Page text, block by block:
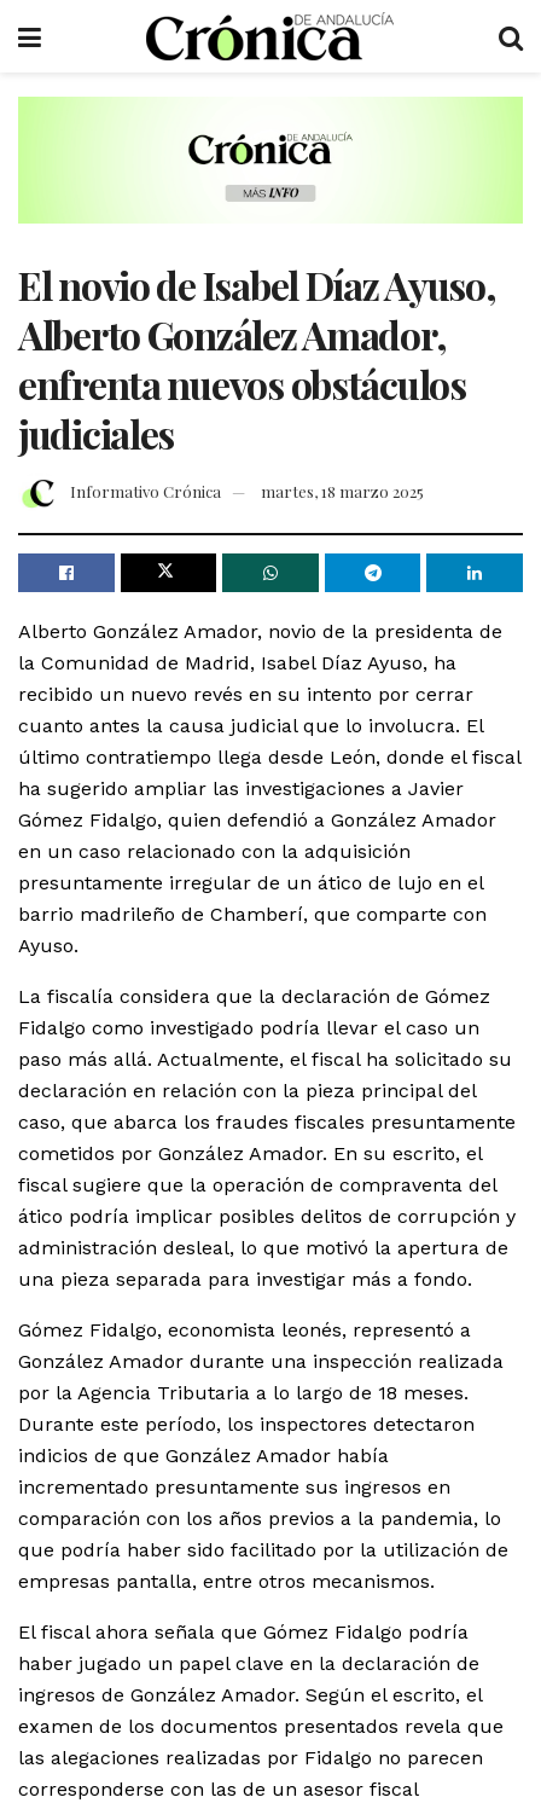
El novio de Isabel Díaz Ayuso,
Alberto González Amador,
enfrenta nuevos obstáculos
judiciales
Informativo Crónica martes, 18 marzo 2025
Alberto González Amador, novio de la presidenta de
la Comunidad de Madrid, Isabel Díaz Ayuso, ha
recibido un nuevo revés en su intento por cerrar
cuanto antes la causa judicial que lo involucra. El
último contratiempo llega desde León, donde el fiscal
ha sugerido ampliar las investigaciones a Javier
Gómez Fidalgo, quien defendió a González Amador
en un caso relacionado con la adquisición
presuntamente irregular de un ático de lujo en el
barrio madrileño de Chamberí, que comparte con
Ayuso.
La fiscalía considera que la declaración de Gómez
Fidalgo como investigado podría llevar el caso un
paso más allá. Actualmente, el fiscal ha solicitado su
declaración en relación con la pieza principal del
caso, que abarca los fraudes fiscales presuntamente
cometidos por González Amador. En su escrito, el
fiscal sugiere que la operación de compraventa del
ático podría implicar posibles delitos de corrupción y
administración desleal, lo que motivó la apertura de
una pieza separada para investigar más a fondo.
Gómez Fidalgo, economista leonés, representó a
González Amador durante una inspección realizada
por la Agencia Tributaria a lo largo de 18 meses.
Durante este período, los inspectores detectaron
indicios de que González Amador había
incrementado presuntamente sus ingresos en
comparación con los años previos a la pandemia, lo
que podría haber sido facilitado por la utilización de
empresas pantalla, entre otros mecanismos.
El fiscal ahora señala que Gómez Fidalgo podría
haber jugado un papel clave en la declaración de
ingresos de González Amador. Según el escrito, el
examen de los documentos presentados revela que
las alegaciones realizadas por Fidalgo no parecen
corresponderse con las de un asesor fiscal